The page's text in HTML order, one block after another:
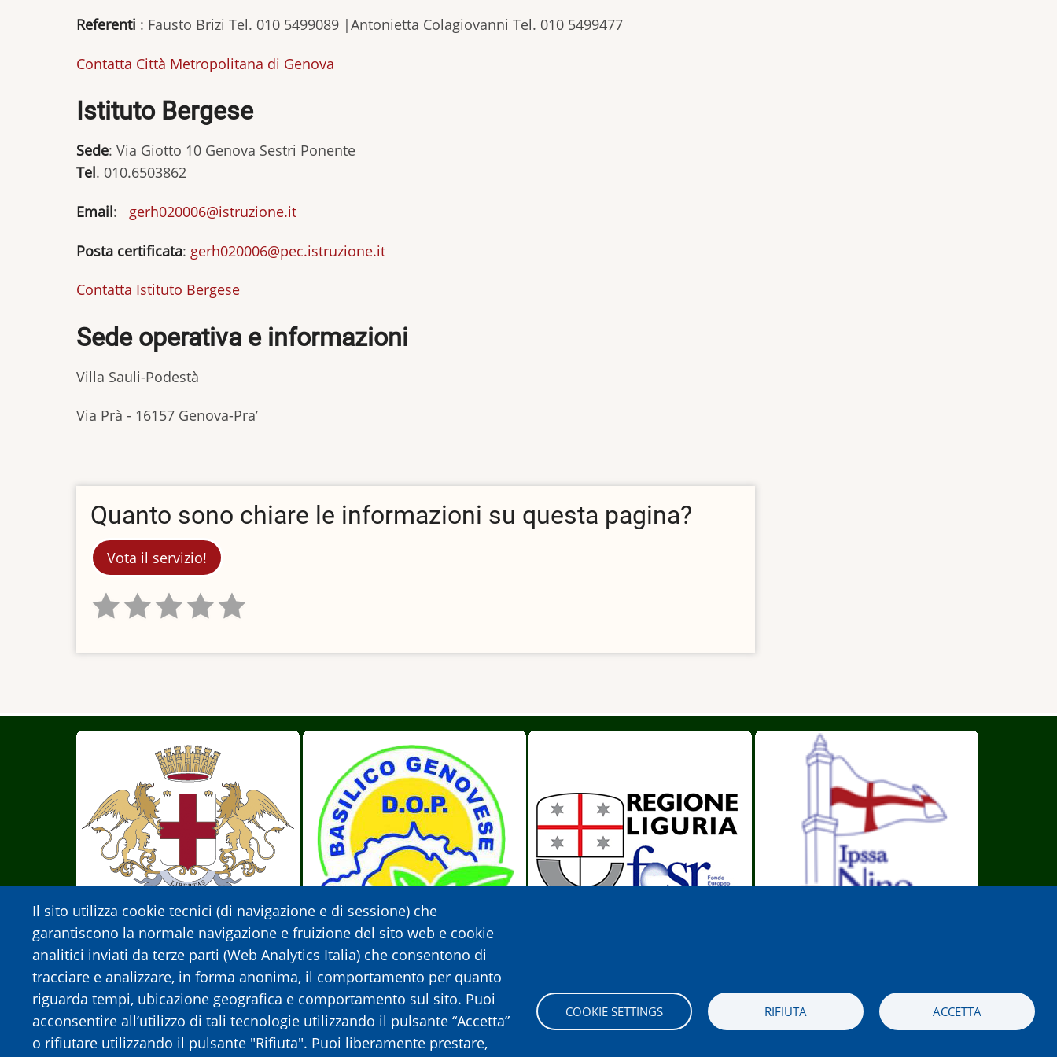
Il sito utilizza cookie tecnici (di navigazione e di sessione) che
garantiscono la normale navigazione e fruizione del sito web e cookie
analitici inviati da terze parti (Web Analytics Italia) che consentono di
tracciare e analizzare, in forma anonima, il comportamento per quanto
riguarda tempi, ubicazione geografica e comportamento sul sito. Puoi
acconsentire all’utilizzo di tali tecnologie utilizzando il pulsante “Accetta”
o rifiutare utilizzando il pulsante "Rifiuta". Puoi liberamente prestare,
COOKIE SETTINGS RIFIUTA ACCETTA
Referenti : Fausto Brizi Tel. 010 5499089 |Antonietta Colagiovanni Tel. 010 5499477
Contatta Città Metropolitana di Genova
Istituto Bergese
Sede: Via Giotto 10 Genova Sestri Ponente
Tel. 010.6503862
Email: gerh020006@istruzione.it
Posta certificata: gerh020006@pec.istruzione.it
Contatta Istituto Bergese
Sede operativa e informazioni
Villa Sauli-Podestà
Via Prà - 16157 Genova-Pra’
Quanto sono chiare le informazioni su questa pagina?
Vota il servizio!
Città Metropolitana di Genova Il Basilico Genovese DOP Regione Liguria - FESR I.P.S.S.A. Nino Bergese